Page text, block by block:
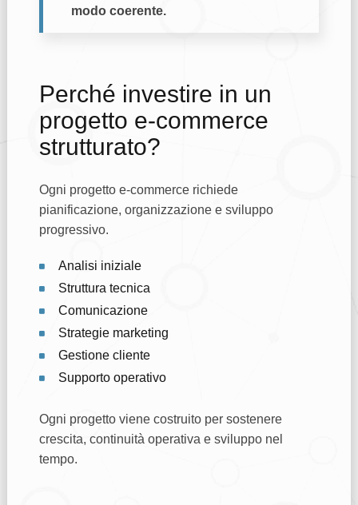
modo coerente.
Perché investire in un
progetto e-commerce
strutturato?
Ogni progetto e-commerce richiede
pianificazione, organizzazione e sviluppo
progressivo.
Analisi iniziale
Struttura tecnica
Comunicazione
Strategie marketing
Gestione cliente
Supporto operativo
Ogni progetto viene costruito per sostenere
crescita, continuità operativa e sviluppo nel
tempo.